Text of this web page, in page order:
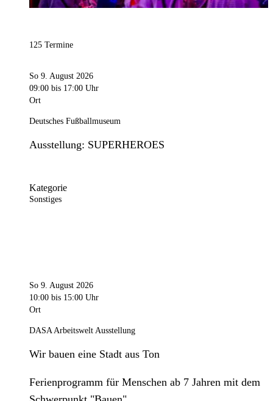
125 Termine
So 9. August 2026
09:00 bis 17:00 Uhr
Ort
Deutsches Fußballmuseum
Ausstellung: SUPERHEROES
Kategorie
Sonstiges
So 9. August 2026
10:00 bis 15:00 Uhr
Ort
DASA Arbeitswelt Ausstellung
Wir bauen eine Stadt aus Ton
Ferienprogramm für Menschen ab 7 Jahren mit dem